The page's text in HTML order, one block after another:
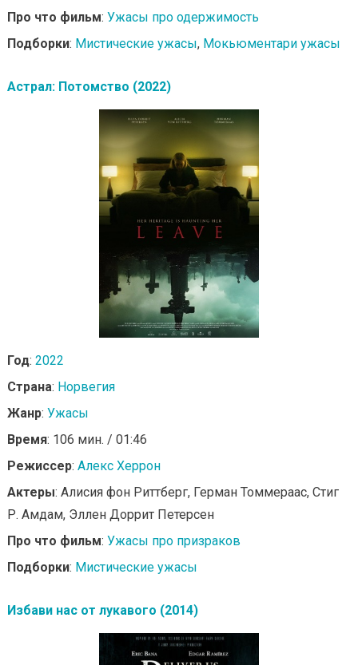
Про что фильм: Ужасы про одержимость
Подборки: Мистические ужасы, Мокьюментари ужасы
Астрал: Потомство (2022)
Год: 2022
Страна: Норвегия
Жанр: Ужасы
Время: 106 мин. / 01:46
Режиссер: Алекс Херрон
Актеры: Алисия фон Риттберг, Герман Томмераас, Стиг
Р. Амдам, Эллен Доррит Петерсен
Про что фильм: Ужасы про призраков
Подборки: Мистические ужасы
Избави нас от лукавого (2014)